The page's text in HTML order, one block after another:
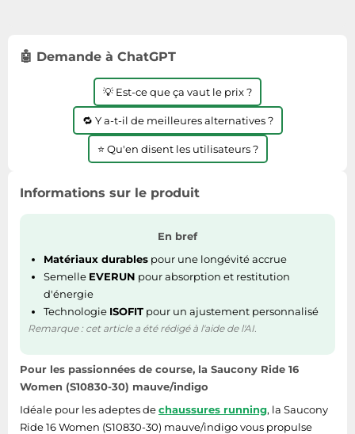
Techniques de mesure
Tronçonneuses
Tuyaux d'arrosage
Éviers
Lave-linge
Machines à coudre
Montres connectées
Objectifs photo
Photo
Robots de cuisine
Réfrigérateurs
Smartphones
Tablettes tactiles
Tondeuses cheveux & barbe
Téléphonie
Vêtements de sport
Équipement outdoor
🤖 Demande à ChatGPT
💡 Est-ce que ça vaut le prix ?
🔁 Y a-t-il de meilleures alternatives ?
⭐ Qu'en disent les utilisateurs ?
Informations sur le produit
En bref
Matériaux durables pour une longévité accrue
Semelle EVERUN pour absorption et restitution
d'énergie
Technologie ISOFIT pour un ajustement personnalisé
Remarque : cet article a été rédigé à l'aide de l'AI.
Pour les passionnées de course, la Saucony Ride 16
Women (S10830-30) mauve/indigo
Idéale pour les adeptes dechaussures running, la Saucony
Ride 16 Women (S10830-30) mauve/indigo vous propulse